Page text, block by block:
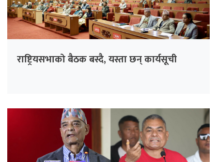
राष्ट्रियसभाको बैठक बस्दै, यस्ता छन् कार्यसूची